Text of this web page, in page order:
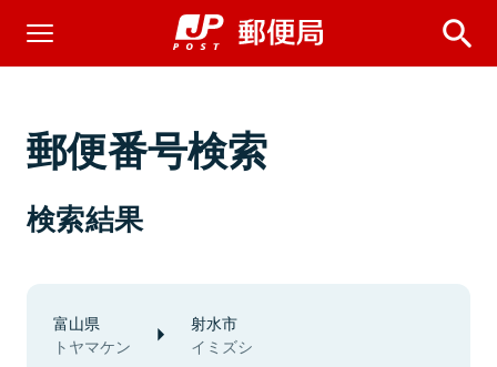
郵便番号検索
検索結果
富山県
トヤマケン
射水市
イミズシ